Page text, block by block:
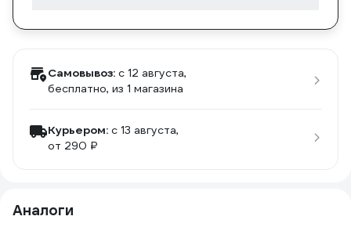
Самовывоз: c 12 августа,
бесплатно, из 1 магазина
Курьером: c 13 августа,
от 290 ₽
Аналоги